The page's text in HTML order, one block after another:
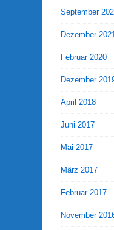
September
Dezember 2021
Februar 2020
Dezember
April 2018
Juni 2017
Mai 2017
März 2017
Februar 2017
November